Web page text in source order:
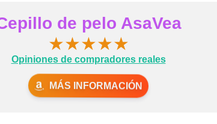
de pelo AsaVea
★★★★★
Opiniones de compradores reales
MÁS INFORMACIÓN